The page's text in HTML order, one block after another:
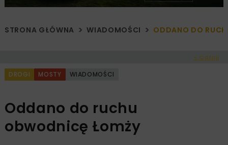
STRONA GŁÓWNA WIADOMOŚCI ODDANO DO
< Cofnij
DROGI MOSTY WIADOMOŚCI
Oddano do ruchu
obwodnicę Łomży